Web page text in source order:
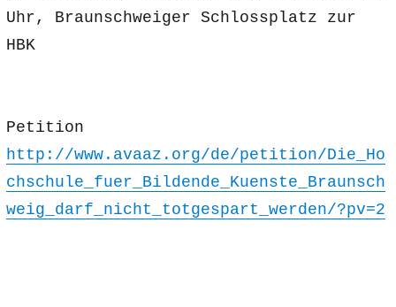
Uhr, Braunschweiger Schlossplatz zur
HBK
Petition
http://www.avaaz.org/de/petition/Die_Ho
chschule_fuer_Bildende_Kuenste_Braunsch
weig_darf_nicht_totgespart_werden/?pv=2